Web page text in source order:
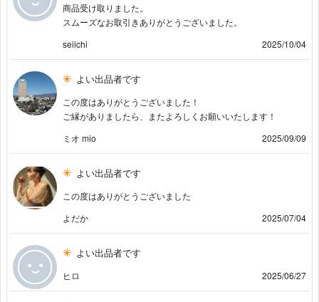
商品受け取りました。
スムーズなお取引きありがとうございました。
seiichi
2025/10/04
よい出品者です
この度はありがとうございました！
ご縁がありましたら、またよろしくお願いいたします！
ミオ mio
2025/09/09
よい出品者です
この度はありがとうございました
よだか
2025/07/04
よい出品者です
ヒロ 2025/06/27